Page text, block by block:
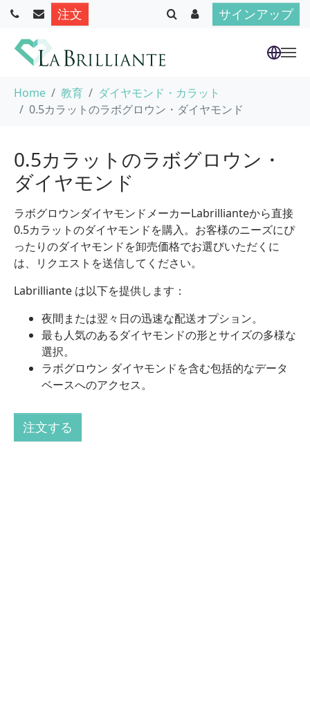
Skip to main content
注文 サインアップ
You are here:
Home 教育
ダイヤモンド・カラット
0.5カラットのラボグロウン・ダイヤモンド
0.5カラットのラボグロウン・
ダイヤモンド
ラボグロウンダイヤモンドメーカーLabrillianteから直接
0.5カラットのダイヤモンドを購入。お客様のニーズにぴ
ったりのダイヤモンドを卸売価格でお選びいただくに
は、リクエストを送信してください。
Labrilliante は以下を提供します：
夜間または翌々日の迅速な配送オプション。
最も人気のあるダイヤモンドの形とサイズの多様な
選択。
ラボグロウン ダイヤモンドを含む包括的なデータ
ベースへのアクセス。
注文する